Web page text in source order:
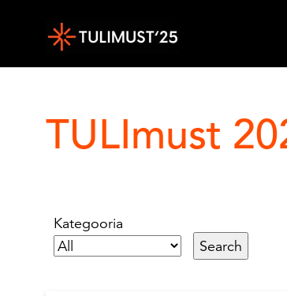
Sisesta märksõna
TULImust
Kategooria